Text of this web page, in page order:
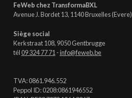
FeWeb chez TransformaBXL
Avenue J. Bordet 13, 1140 Bruxelles (Evere)
Siège social
Kerkstraat 108, 9050 Gentbrugge
tél09 324 77 71 -info@feweb.be
TVA: 0861.946.552
Peppol ID: 0208:0861946552